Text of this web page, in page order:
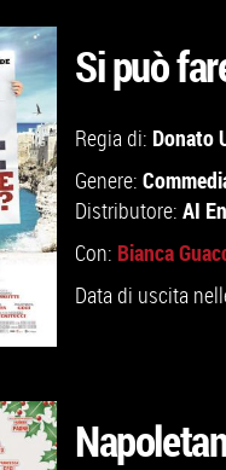
Si può
Regia di: Donato
Genere:
Distributore: AI
Con: Bianca
Data di uscita